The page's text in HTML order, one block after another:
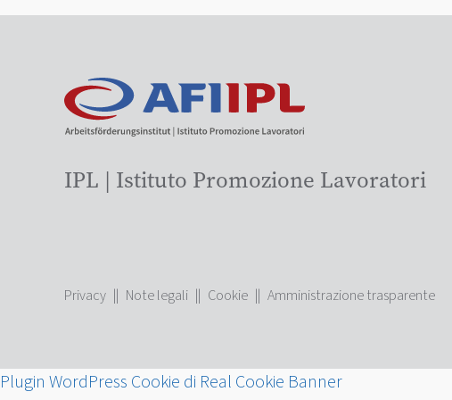
IPL | Istituto Promozione Lavoratori
Privacy || Note legali || Cookie || Amministrazione trasparente
Plugin WordPress Cookie di Real Cookie Banner